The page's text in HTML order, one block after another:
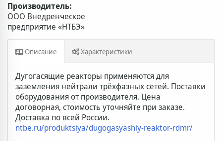
Производитель:
ООО Внедренческое
предприятие «НТБЭ»
Описание Характеристики
Доставка и оплата Дополнительная информация
Дугогасящие реакторы применяются для
заземления нейтрали трёхфазных сетей. Поставки
оборудования от производителя. Цена
договорная, стоимость уточняйте при заказе.
Доставка по всей России.
ntbe.ru/produktsiya/dugogasyashiy-reaktor-rdmr/